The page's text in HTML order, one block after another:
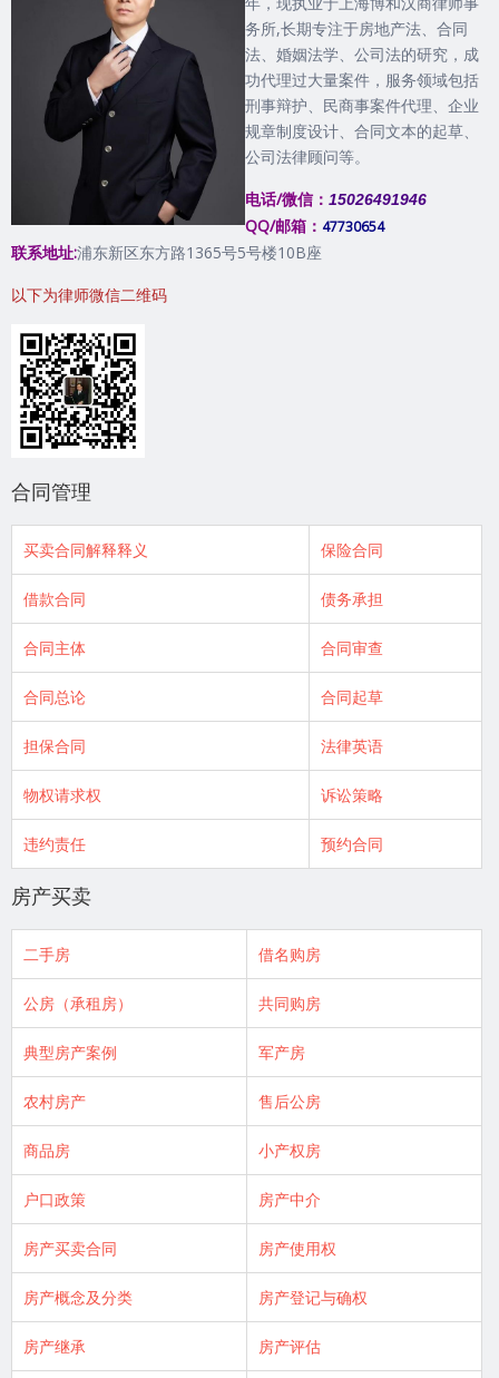
务所,长期专注于房地产法、合同
法、婚姻法学、公司法的研究，成
功代理过大量案件，服务领域包括
刑事辩护、民商事案件代理、企业
规章制度设计、合同文本的起草、
公司法律顾问等。
电话/微信： 15026491946
QQ/邮箱： 47730654
联系地址:浦东新区东方路1365号5号楼10B座
以下为律师微信二维码
合同管理
买卖合同解释释义 保险合同
借款合同 债务承担
合同主体 合同审查
合同总论 合同起草
担保合同 法律英语
物权请求权 诉讼策略
违约责任 预约合同
房产买卖
二手房 借名购房
公房（承租房） 共同购房
典型房产案例 军产房
农村房产 售后公房
商品房 小产权房
户口政策 房产中介
房产买卖合同 房产使用权
房产概念及分类 房产登记与确权
房产继承 房产评估